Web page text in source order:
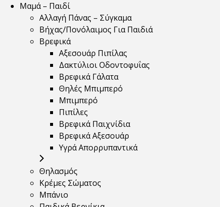
Μαμά – Παιδί
Αλλαγή Πάνας – Σύγκαμα
Βήχας/Πονόλαιμος Για Παιδιά
Βρεφικά
Αξεσουάρ Πιπίλας
Δακτύλιοι Οδοντοφυΐας
Βρεφικά Γάλατα
Θηλές Μπιμπερό
Μπιμπερό
Πιπίλες
Βρεφικά Παιχνίδια
Βρεφικά Αξεσουάρ
Υγρά Απορρυπαντικά
Θηλασμός
Κρέμες Σώματος
Μπάνιο